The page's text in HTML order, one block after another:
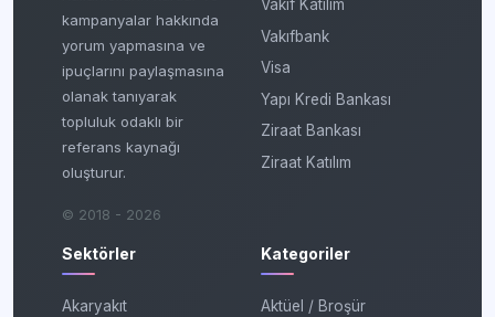
kampanyalar hakkında
yorum yapmasına ve
ipuçlarını paylaşmasına
olanak tanıyarak
topluluk odaklı bir
referans kaynağı
oluşturur.
© 2018 - 2026
Vakıf Katılım
Vakıfbank
Visa
Yapı Kredi Bankası
Ziraat Bankası
Ziraat Katılım
Sektörler
Akaryakıt
Kategoriler
Aktüel / Broşür